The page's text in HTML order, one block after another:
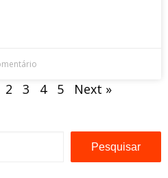
2 3 4 5 Next »
Pesquisar